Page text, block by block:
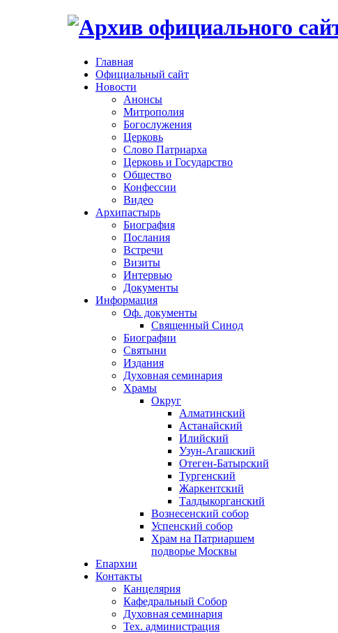
Главная
Официальный сайт
Новости
Анонсы
Митрополия
Богослужения
Церковь
Слово Патриарха
Церковь и Государство
Общество
Конфессии
Видео
Архипастырь
Биография
Послания
Встречи
Визиты
Интервью
Документы
Информация
Оф. документы
Священный Синод
Биографии
Святыни
Издания
Духовная семинария
Храмы
Округ
Алматинский
Астанайский
Илийский
Узун-Агашский
Отеген-Батырский
Тургенский
Жаркентский
Талдыкорганский
Вознесенский собор
Успенский собор
Храм на Патриаршем
подворье Москвы
Епархии
Контакты
Канцелярия
Кафедральный Собор
Духовная семинария
Тех. администрация